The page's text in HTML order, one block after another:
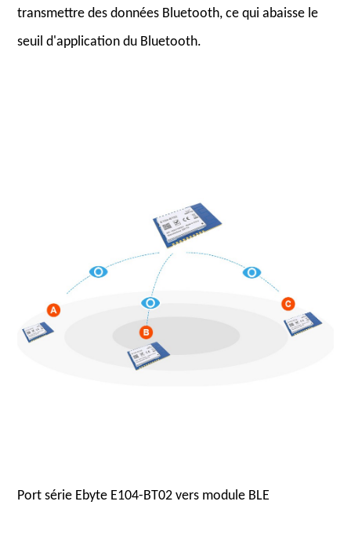
transmettre des données Bluetooth, ce qui abaisse le
seuil d'application du Bluetooth.
Port série Ebyte E104-BT02 vers module BLE